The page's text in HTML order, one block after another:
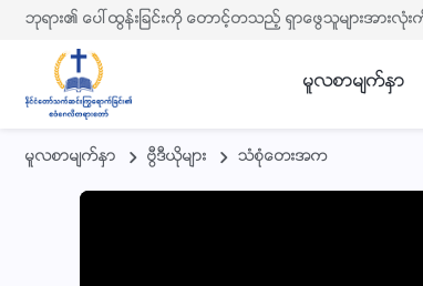
ဘုရား၏ ေပၚထြန္းျခင္းကို ေတာင့္တသည့္ ရွာေဖြသူမ်ားအားလုံး
မူလစာမ်က္ႏွာ
မူလစာမ်က္ႏွာ ဗြီဒီယိုမ်ား သံစုံေတးအက